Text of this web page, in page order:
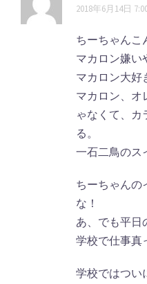
2018年6月14日
ちーちゃんこ
マカロン嫌い
マカロン大好
マカロン、オ
ゃなくて、カ
る。
一石二鳥のス
ちーちゃんの
な！
あ、でも平日
学校で仕事真
学校ではつい